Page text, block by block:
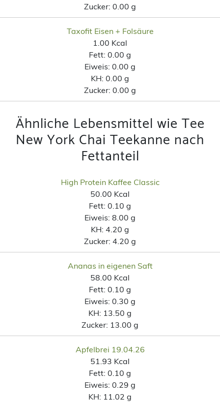
Zucker: 0.00 g
Taxofit Eisen + Folsäure
1.00 Kcal
Fett: 0.00 g
Eiweis: 0.00 g
KH: 0.00 g
Zucker: 0.00 g
Ähnliche Lebensmittel wie Tee
New York Chai Teekanne nach
Fettanteil
High Protein Kaffee Classic
50.00 Kcal
Fett: 0.10 g
Eiweis: 8.00 g
KH: 4.20 g
Zucker: 4.20 g
Ananas in eigenen Saft
58.00 Kcal
Fett: 0.10 g
Eiweis: 0.30 g
KH: 13.50 g
Zucker: 13.00 g
Apfelbrei 19.04.26
51.93 Kcal
Fett: 0.10 g
Eiweis: 0.29 g
KH: 11.02 g